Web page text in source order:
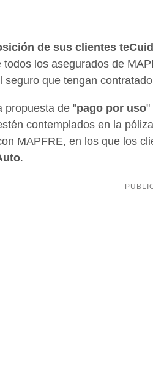
de sus clientes
los asegurados de
seguro que tengan
propuesta de "pago por uso"
contemplados en la
MAPFRE, en los que los
.